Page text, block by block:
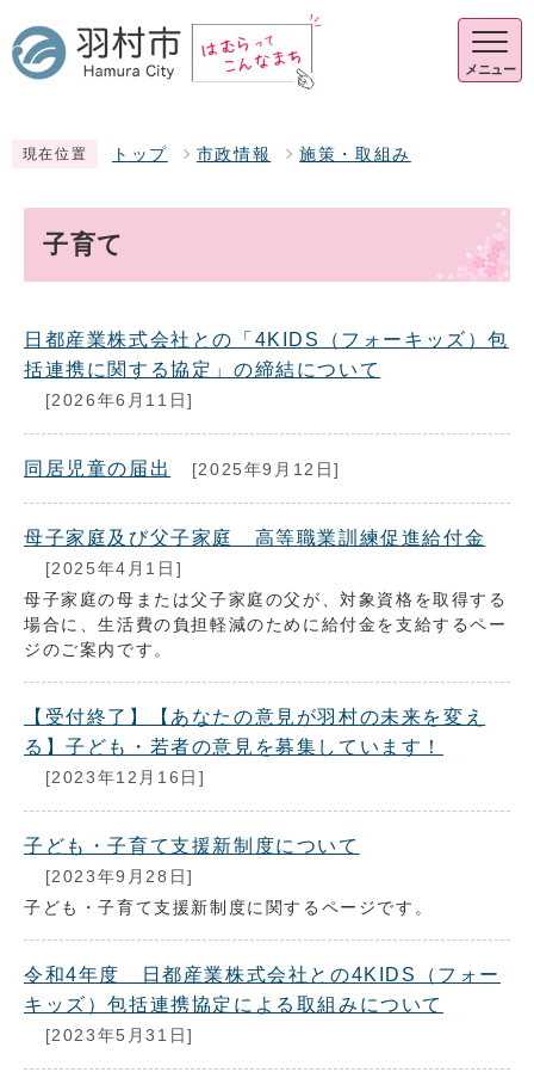
メニュー
現在位置 トップ 市政情報 施策・取組み
子育て
日都産業株式会社との「4KIDS（フォーキッズ）包
括連携に関する協定」の締結について
[2026年6月11日]
同居児童の届出 [2025年9月12日]
母子家庭及び父子家庭 高等職業訓練促進給付金
[2025年4月1日]
母子家庭の母または父子家庭の父が、対象資格を取得する
場合に、生活費の負担軽減のために給付金を支給するペー
ジのご案内です。
【受付終了】【あなたの意見が羽村の未来を変え
る】子ども・若者の意見を募集しています！
[2023年12月16日]
子ども・子育て支援新制度について
[2023年9月28日]
子ども・子育て支援新制度に関するページです。
令和4年度 日都産業株式会社との4KIDS（フォー
キッズ）包括連携協定による取組みについて
[2023年5月31日]